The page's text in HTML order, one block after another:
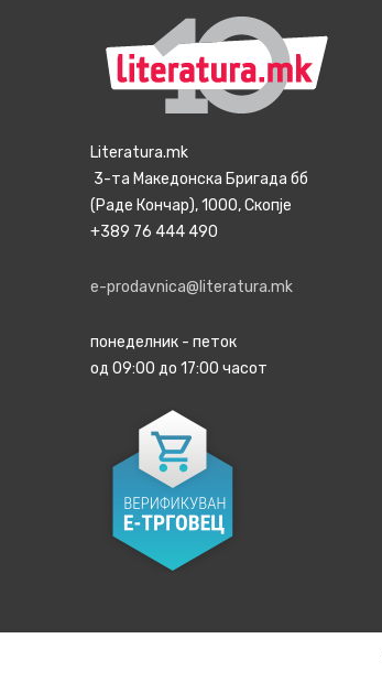
Literatura.mk
3-та Македонска Бригада бб
(Раде Кончар), 1000, Скопје
+389 76 444 490
e-prodavnica@literatura.mk
понеделник - петок
од 09:00 до 17:00 часот